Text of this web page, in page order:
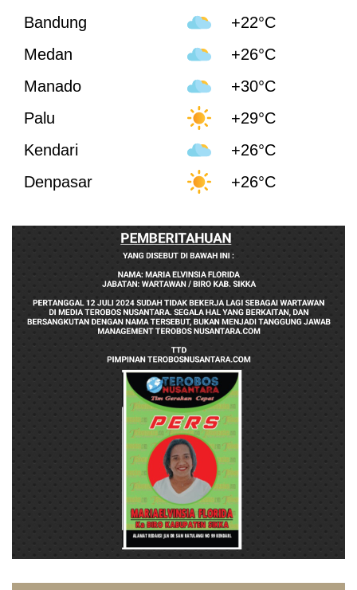
Bandung
+22°C
Medan
+26°C
Manado
+30°C
Palu
+29°C
Kendari
+26°C
Denpasar
+26°C